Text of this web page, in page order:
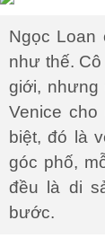
Ngọc Loan
như thế.
giới, nhưng
Venice
biệt, đó là
góc phố,
đều là di
bước.